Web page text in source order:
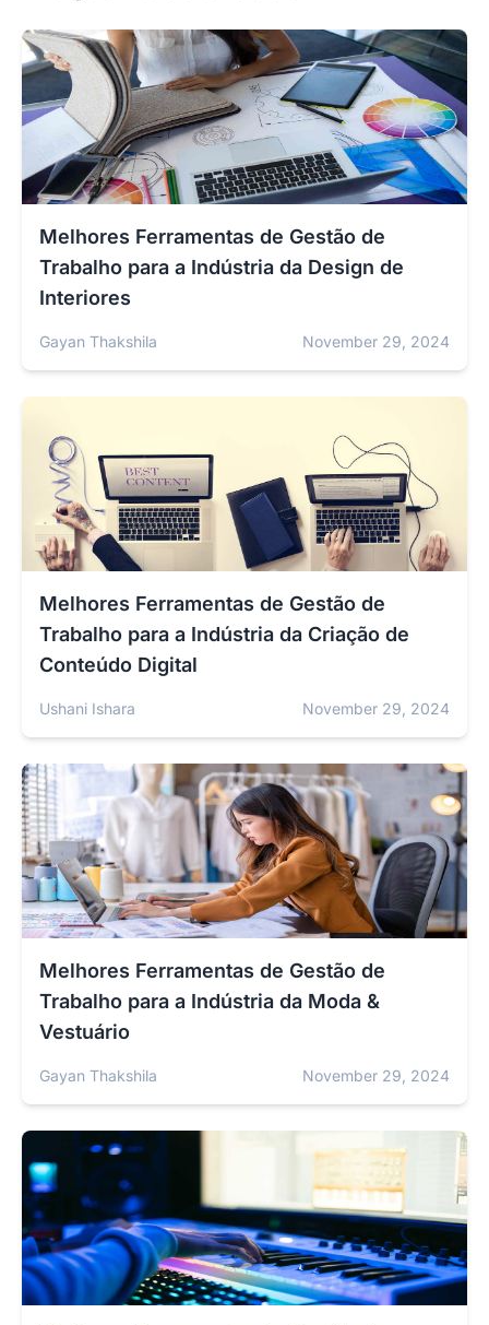
Melhores Ferramentas de Gestão de
Trabalho para a Indústria da Design de
Interiores
Gayan Thakshila November 29, 2024
Melhores Ferramentas de Gestão de
Trabalho para a Indústria da Criação de
Conteúdo Digital
Ushani Ishara November 29, 2024
Melhores Ferramentas de Gestão de
Trabalho para a Indústria da Moda &
Vestuário
Gayan Thakshila November 29, 2024